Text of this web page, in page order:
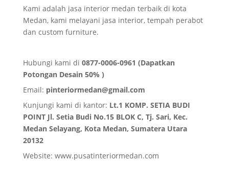
Kami adalah jasa interior medan terbaik di kota
Medan, kami melayani jasa interior, tempah perabot
dan custom furniture.
Hubungi kami di 0877-0006-0961 (Dapatkan
Potongan Desain 50% )
Email: pinteriormedan@gmail.com
Kunjungi kami di kantor: Lt.1 KOMP. SETIA BUDI
POINT Jl. Setia Budi No.15 BLOK C, Tj. Sari, Kec.
Medan Selayang, Kota Medan, Sumatera Utara
20132
Website: www.pusatinteriormedan.com